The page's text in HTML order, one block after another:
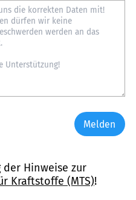
Melden
Hinweise zur
Kraftstoffe (MTS)!